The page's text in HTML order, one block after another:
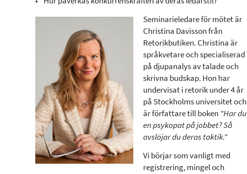
Seminarieledare för mötet är
Christina Davisson från
Retorikbutiken. Christina är
språkvetare och specialiserad
på djupanalys av talade och
skrivna budskap. Hon har
undervisat i retorik under 4 år
på Stockholms universitet och
är författare till boken "Har du
en psykopat på jobbet? Så
avslöjar du deras taktik."
Vi börjar som vanligt med
registrering, mingel och